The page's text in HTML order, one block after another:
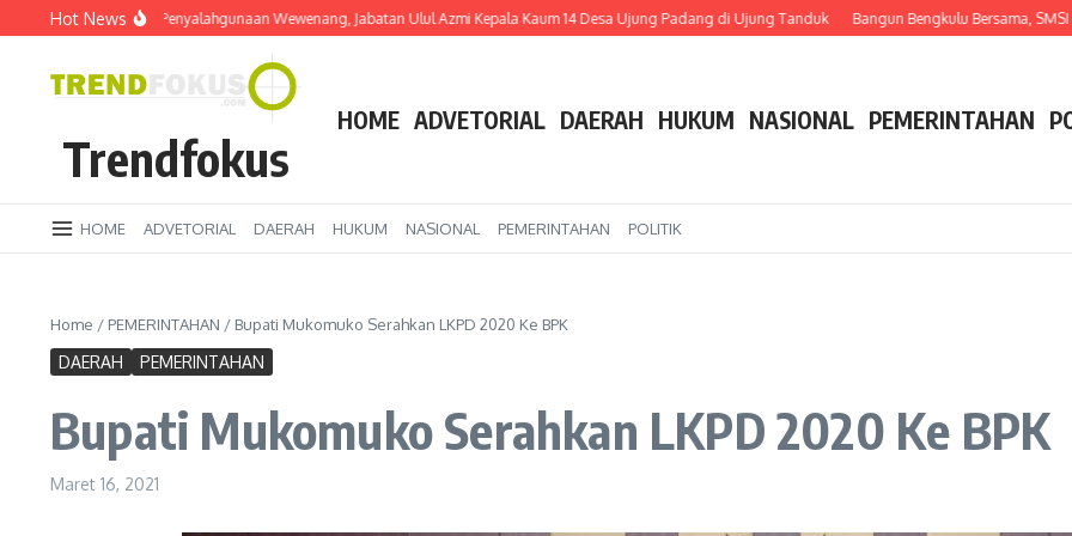
Lewati ke konten
Hot News
Arogan & Penyalahgunaan Wewenang, Jabatan Ulul Azmi Kepala Kaum 14 Desa Ujung Padang di Ujung Tanduk Bangun Bengkulu Bersama, SMSI dan
Trendfokus
HOME ADVETORIAL DAERAH HUKUM NASIONAL PEMERINTAHAN
HOME ADVETORIAL DAERAH HUKUM NASIONAL PEMERINTAHAN POLITIK
Home / PEMERINTAHAN / Bupati Mukomuko Serahkan LKPD 2020 Ke BPK
DAERAH PEMERINTAHAN
Bupati Mukomuko Serahkan LKPD 2020 Ke BPK
Maret 16, 2021